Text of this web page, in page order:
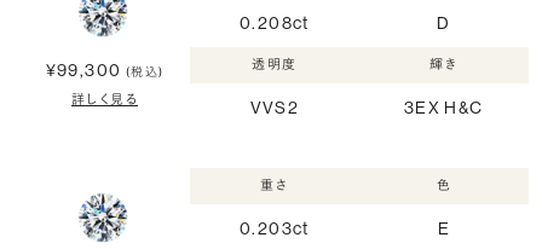
¥99,300 (税込)
詳しく見る
0.208ct D
透明度
VVS2
輝き
3EX H&C
重さ
0.203ct
色
E